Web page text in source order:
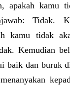
apakah kamu
Tidak.
kamu tidak
Kemudian
baik dan buruk